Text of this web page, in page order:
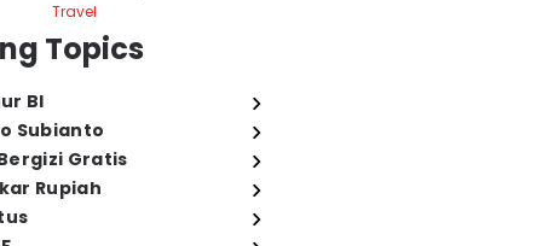
Travel
Topics
BI
Subianto
Gratis
Rupiah